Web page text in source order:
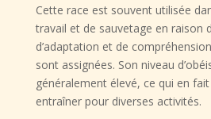
Cette race est souvent utilisée
travail et de sauvetage en raison
d’adaptation et de
sont assignées. Son niveau
généralement élevé, ce qui en
entraîner pour diverses activités.